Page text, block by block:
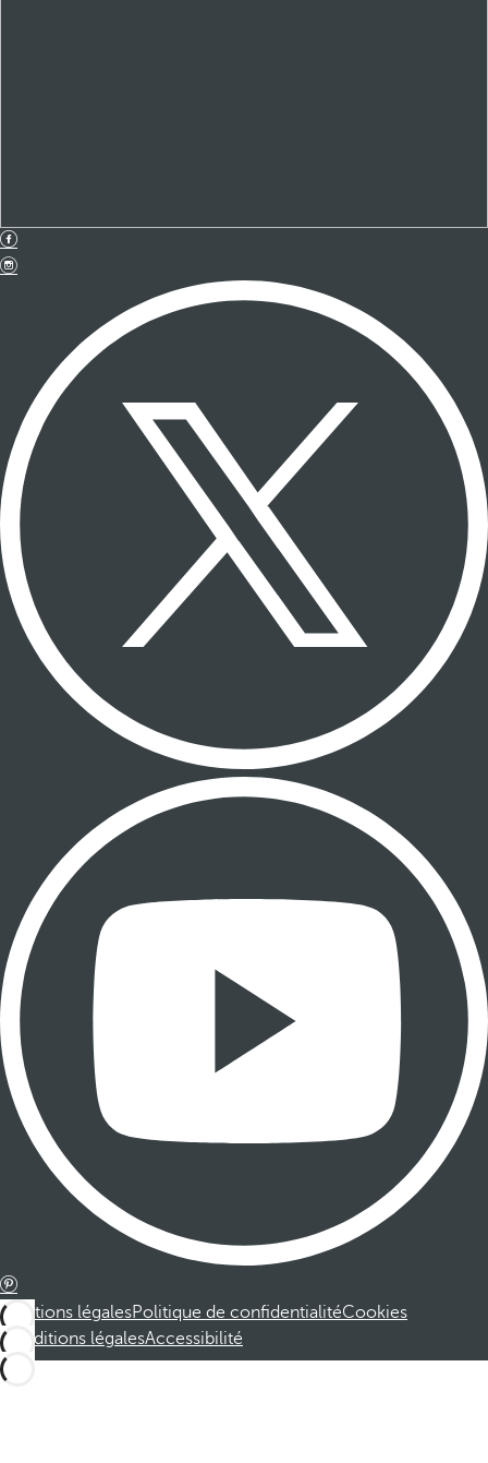
Mentions légalesPolitique de confidentialitéCookies
Conditions légalesAccessibilité